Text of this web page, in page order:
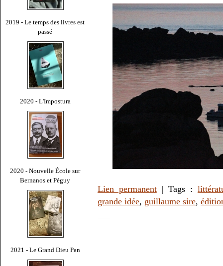
2019 - Le temps des livres est
passé
2020 - L'Impostura
2020 - Nouvelle École sur
Bernanos et Péguy
2021 - Le Grand Dieu Pan
Lien permanent| Tags :
grande idée, guillaume sire,